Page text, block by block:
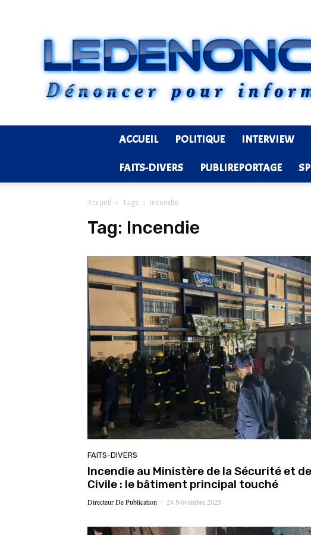
ACCUEIL POLITIQUE INTERVIEW
FAITS-DIVERS PUBLIREPORTAGE
Accueil Tags Incendie
Tag: Incendie
FAITS-DIVERS
Incendie au Ministère de la Sécurité et
Civile : le bâtiment principal touché
Directeur De Publication - 24 Novembre 2025